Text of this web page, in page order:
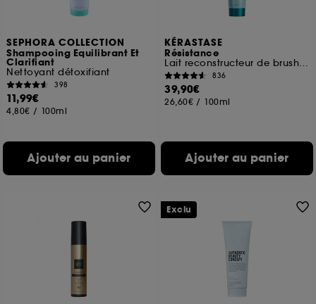
SEPHORA COLLECTION
Shampooing Equilibrant Et
Clarifiant
Nettoyant détoxifiant
398
11,99€
4,80€ / 100ml
Ajouter au panier
KÉRASTASE
Résistance
Lait reconstructeur de brushing pour cheveux abîmés
836
39,90€
26,60€ / 100ml
Ajouter au panier
Exclu